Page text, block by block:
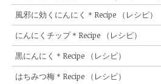
風邪に効くにんにく＊Recipe （レシピ）
にんにくチップ＊Recipe （レシピ）
黒にんにく＊Recipe （レシピ）
はちみつ梅＊Recipe （レシピ）